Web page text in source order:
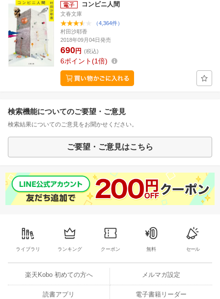
コンビニ人間
文春文庫
（4,364件）
村田沙耶香
2018年09月04日発売
690円 (税込)
6ポイント 1倍
検索機能についてのご要望・ご意見
検索結果についてのご意見をお聞かせください。
ご要望・ご意見はこちら
ライブラリ ランキング クーポン 無料 セール
楽天Kobo 初めての方へ メルマガ設定
読書アプリ 電子書籍リーダー